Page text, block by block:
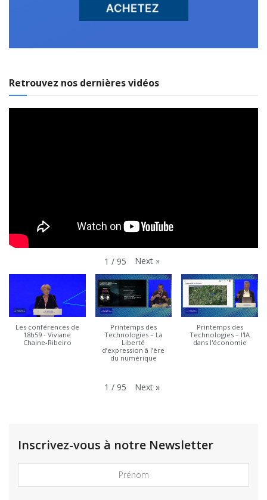
Retrouvez nos dernières vidéos
1 / 95 Next »
Les conférences de
18h59 - Viviane
Chaine-Ribeiro
Printemps des
Technologies – La
Liberté
d’expression à l’ère
du numérique
Printemps des
Technologies – l'IA
dans l'économie
1 / 95 Next »
Inscrivez-vous à notre Newsletter